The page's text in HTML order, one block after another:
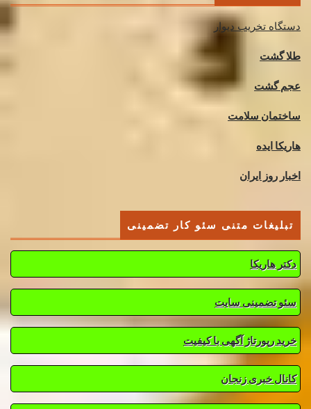
دستگاه تخریب دیوار
طلا گشت
عجم گشت
ساختمان سلامت
هاریکا ایده
اخبار روز ایران
تبلیغات متنی سئو کار تضمینی
دکتر هاریکا
سئو تضمینی سایت
خرید رپورتاژ آگهی با کیفیت
کانال خبری زنجان